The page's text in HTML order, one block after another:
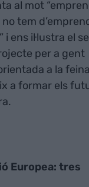
al mot
tem
ens il·lustra el
per a gent
a la
a formar els
Europea: tres